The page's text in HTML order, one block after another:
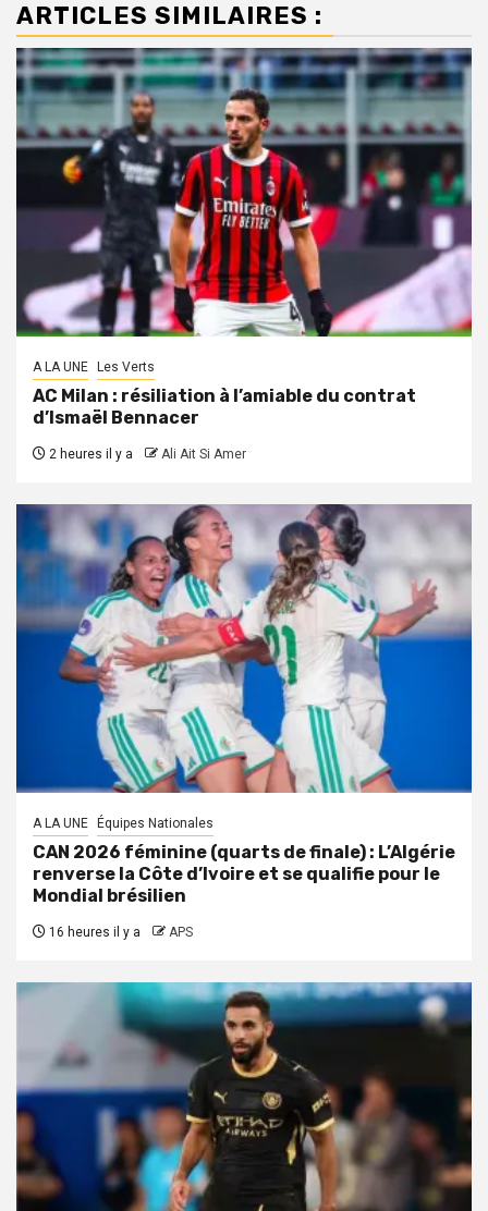
ARTICLES SIMILAIRES :
A LA UNE Les Verts
AC Milan : résiliation à l’amiable du contrat
d’Ismaël Bennacer
2 heures il y a Ali Ait Si Amer
A LA UNE Équipes Nationales
CAN 2026 féminine (quarts de finale) : L’Algérie
renverse la Côte d’Ivoire et se qualifie pour le
Mondial brésilien
16 heures il y a APS